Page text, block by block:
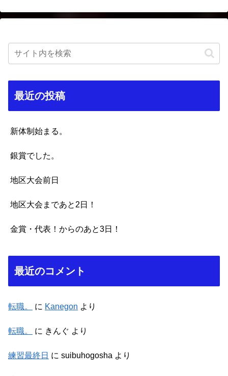
最近の投稿
新体制始まる。
銀賞でした。
地区大会前日
地区大会まであと2日！
金賞・代表！からのあと3日！
最近のコメント
転職。 に Kanegon より
転職。 に きんぐ より
練習最終日 に suibuhogosha より